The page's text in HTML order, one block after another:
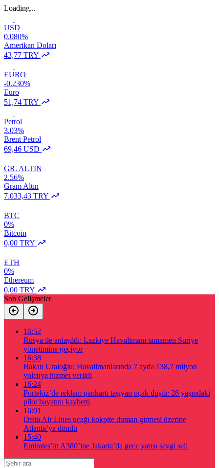
Loading...
USD
0.080%
Amerikan Doları
43,77 TRY
EURO
-0.230%
Euro
51,74 TRY
Petrol
3.03%
Brent Petrol
69,46 USD
GR. ALTIN
2.56%
Gram Altın
7.033,43 TRY
BTC
0%
Bitcoin
0,00 TRY
ETH
0%
Ethereum
0,00 TRY
Son Gelişmeler
16:52
Rusya ile anlaşıldı: Lazkiye Havalimanı tamamen Suriye
yönetimine geçiyor
16:38
Bakan Uraloğlu: Havalimanlarında 7 ayda 138,7 milyon
yolcuya hizmet verildi
16:24
Portekiz’de reklam pankartı taşıyan uçak düştü: 28 yaşındaki
pilot hayatını kaybetti
16:01
Delta Air Lines uçağı kokpite duman girmesi üzerine
Atlanta’ya döndü
15:40
Emirates’in A380’ine Jakarta’da gece yarısı sevgi seli